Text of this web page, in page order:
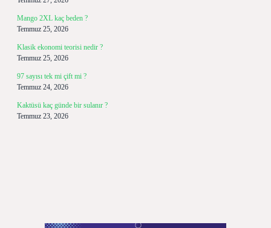
Mango 2XL kaç beden ?
Temmuz 25, 2026
Klasik ekonomi teorisi nedir ?
Temmuz 25, 2026
97 sayısı tek mi çift mi ?
Temmuz 24, 2026
Kaktüsü kaç günde bir sulanır ?
Temmuz 23, 2026